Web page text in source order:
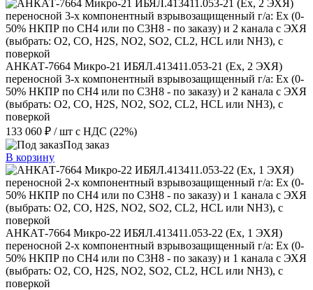
АНКАТ-7664 Микро-21 ИБЯЛ.413411.053-21 (Ex, 2 ЭХЯ)
переносной 3-х компонентный взрывозащищенный г/а: Ex (0-
50% НКПР по СН4 или по С3Н8 - по заказу) и 2 канала с ЭХЯ
(выбрать: О2, CO, H2S, NО2, SО2, CL2, HCL или NH3), с
поверкой
133 060 ₽ / шт с НДС (22%)
Под заказ
В корзину
АНКАТ-7664 Микро-22 ИБЯЛ.413411.053-22 (Ex, 1 ЭХЯ)
переносной 2-х компонентный взрывозащищенный г/а: Ex (0-
50% НКПР по СН4 или по С3Н8 - по заказу) и 1 канала с ЭХЯ
(выбрать: О2, CO, H2S, NО2, SО2, CL2, HCL или NH3), с
поверкой